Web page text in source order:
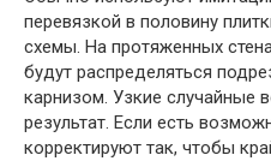
перевязкой в половину
схемы. На протяженных
будут распределяться
карнизом. Узкие случайные
результат. Если есть
корректируют так, чтобы